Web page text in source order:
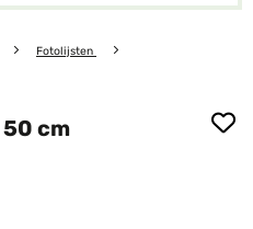
Fotolijsten
cm